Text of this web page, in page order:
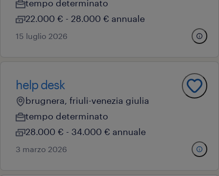
tempo determinato
22.000 € - 28.000 € annuale
15 luglio 2026
help desk
brugnera, friuli-venezia giulia
tempo determinato
28.000 € - 34.000 € annuale
3 marzo 2026